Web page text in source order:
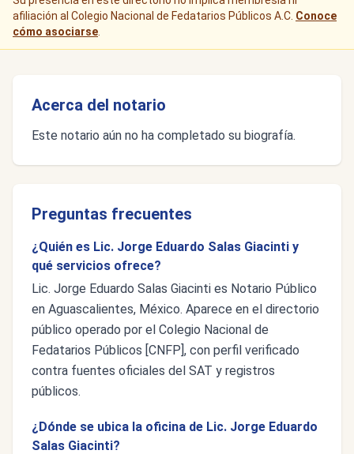
afiliación al Colegio Nacional de Fedatarios Públicos A.C. Conoce
cómo asociarse
Acerca del notario
Este notario aún no ha completado su biografía.
Preguntas frecuentes
¿Quién es Lic. Jorge Eduardo Salas Giacinti y
qué servicios ofrece?
Lic. Jorge Eduardo Salas Giacinti es Notario Público
en Aguascalientes, México. Aparece en el directorio
público operado por el Colegio Nacional de
Fedatarios Públicos [CNFP], con perfil verificado
contra fuentes oficiales del SAT y registros
públicos.
¿Dónde se ubica la oficina de Lic. Jorge Eduardo
Salas Giacinti?